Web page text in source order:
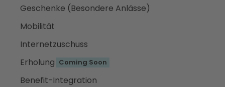
Geschenke (Besondere Anlässe)
Mobilität
Internetzuschuss
Erholung Coming Soon
Benefit-Integration